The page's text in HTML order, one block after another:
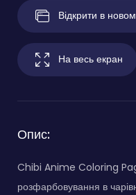
Відкрити в
На весь екран
Опис:
Chibi Anime Coloring
розфарбовування в